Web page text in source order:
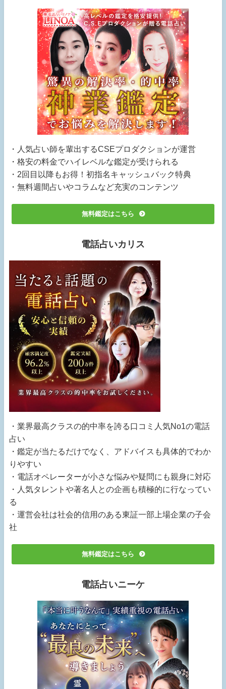
・人気占い師を輩出するCSEプロダクションが運営
・格安の料金でハイレベルな鑑定が受けられる
・2回目以降もお得！初指名キャッシュバック特典
・無料週間占いやコラムなど充実のコンテンツ
無料鑑定はこちら
電話占いカリス
・業界最高クラスの的中率を誇る口コミ人気No1の電話
占い
・鑑定が当たるだけでなく、アドバイスも具体的でわか
りやすい
・電話オペレーターが小さな悩みや疑問にも親身に対応
・人気タレントや著名人との企画も積極的に行なってい
る
・運営会社は社会的信用のある東証一部上場企業の子会
社
無料鑑定はこちら
電話占いニーケ